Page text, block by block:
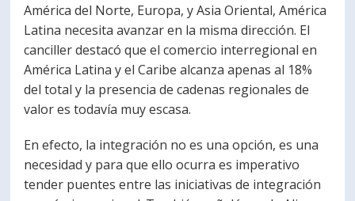
América del Norte, Europa, y Asia Oriental, América
Latina necesita avanzar en la misma dirección. El
canciller destacó que el comercio interregional en
América Latina y el Caribe alcanza apenas al 18%
del total y la presencia de cadenas regionales de
valor es todavía muy escasa.
En efecto, la integración no es una opción, es una
necesidad y para que ello ocurra es imperativo
tender puentes entre las iniciativas de integración